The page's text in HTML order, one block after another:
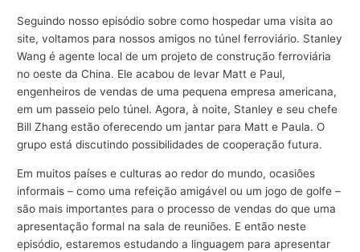
Seguindo nosso episódio sobre como hospedar uma visita ao
site, voltamos para nossos amigos no túnel ferroviário. Stanley
Wang é agente local de um projeto de construção ferroviária
no oeste da China. Ele acabou de levar Matt e Paul,
engenheiros de vendas de uma pequena empresa americana,
em um passeio pelo túnel. Agora, à noite, Stanley e seu chefe
Bill Zhang estão oferecendo um jantar para Matt e Paula. O
grupo está discutindo possibilidades de cooperação futura.
Em muitos países e culturas ao redor do mundo, ocasiões
informais – como uma refeição amigável ou um jogo de golfe –
são mais importantes para o processo de vendas do que uma
apresentação formal na sala de reuniões. E então neste
episódio, estaremos estudando a linguagem para apresentar
c
o
s